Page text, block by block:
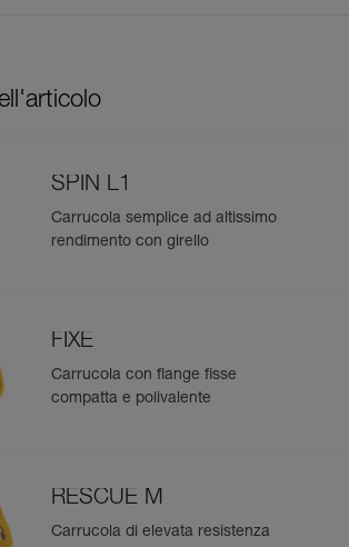
SPIN L1
Carrucola semplice ad altissimo
rendimento con girello
FIXE
Carrucola con flange fisse
compatta e polivalente
RESCUE M
Carrucola di elevata resistenza